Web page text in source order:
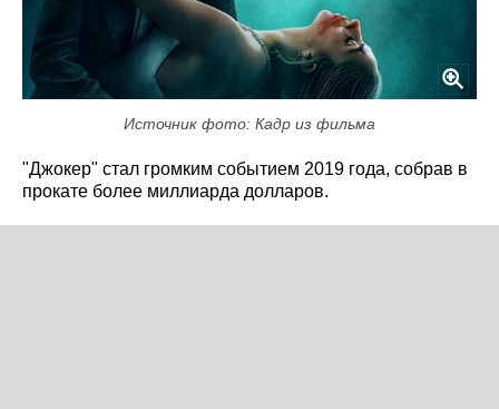
Источник фото: Кадр из фильма
"Джокер" стал громким событием 2019 года, собрав в
прокате более миллиарда долларов.